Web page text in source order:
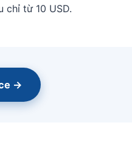
chỉ từ 10 USD.
→